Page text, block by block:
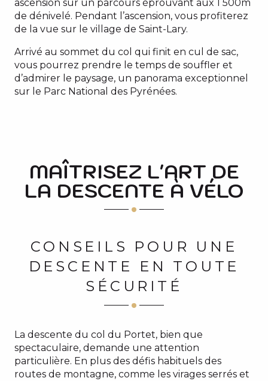
ascension sur un parcours éprouvant aux 1 500m
de dénivelé. Pendant l’ascension, vous profiterez
de la vue sur le village de Saint-Lary.
Arrivé au sommet du col qui finit en cul de sac,
vous pourrez prendre le temps de souffler et
d’admirer le paysage, un panorama exceptionnel
sur le Parc National des Pyrénées.
MAÎTRISEZ L'ART DE
LA DESCENTE À VÉLO
CONSEILS POUR UNE
DESCENTE EN TOUTE
SÉCURITÉ
La descente du col du Portet, bien que
spectaculaire, demande une attention
particulière. En plus des défis habituels des
routes de montagne, comme les virages serrés et